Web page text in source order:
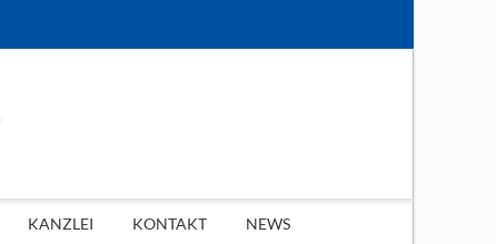
KANZLEI KONTAKT NEWS